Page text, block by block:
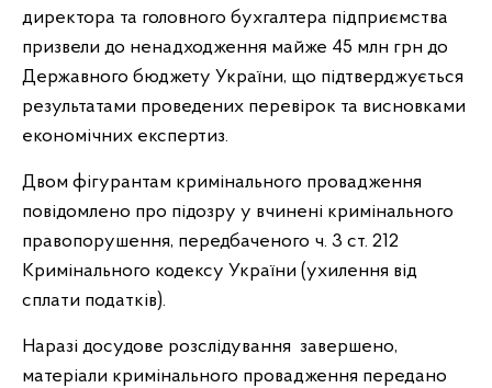
директора та головного бухгалтера підприємства
призвели до ненадходження майже 45 млн грн до
Державного бюджету України, що підтверджується
результатами проведених перевірок та висновками
економічних експертиз.
Двом фігурантам кримінального провадження
повідомлено про підозру у вчинені кримінального
правопорушення, передбаченого ч. 3 ст. 212
Кримінального кодексу України (ухилення від
сплати податків).
Наразі досудове розслідування завершено,
матеріали кримінального провадження передано